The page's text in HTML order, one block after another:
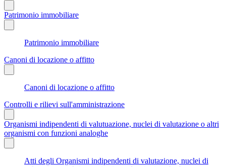
Patrimonio immobiliare
Patrimonio immobiliare
Canoni di locazione o affitto
Canoni di locazione o affitto
Controlli e rilievi sull'amministrazione
Organismi indipendenti di valutuazione, nuclei di valutazione o altri
organismi con funzioni analoghe
Atti degli Organismi indipendenti di valutazione, nuclei di